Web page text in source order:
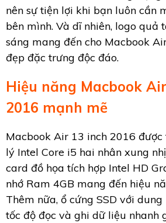
nên sự tiện lợi khi bạn luôn cần
bên mình. Và dĩ nhiên, logo quả
sáng mang đến cho Macbook
đẹp đặc trưng độc đáo.
Hiệu năng Macbook
2016 mạnh mẽ
Macbook Air 13 inch 2016
lý Intel Core i5 hai nhân xung
card đồ họa tích hợp Intel HD
nhớ Ram 4GB mang đến hiệu
Thêm nữa, ổ cứng SSD với
tốc độ đọc và ghi dữ liệu nhanh